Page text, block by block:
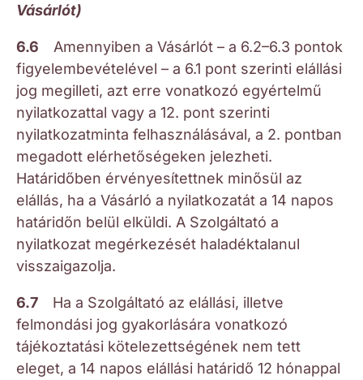
Vásárlót)
6.6 Amennyiben a Vásárlót – a 6.2–6.3 pontok
figyelembevételével – a 6.1 pont szerinti elállási
jog megilleti, azt erre vonatkozó egyértelmű
nyilatkozattal vagy a 12. pont szerinti
nyilatkozatminta felhasználásával, a 2. pontban
megadott elérhetőségeken jelezheti.
Határidőben érvényesítettnek minősül az
elállás, ha a Vásárló a nyilatkozatát a 14 napos
határidőn belül elküldi. A Szolgáltató a
nyilatkozat megérkezését haladéktalanul
visszaigazolja.
6.7 Ha a Szolgáltató az elállási, illetve
felmondási jog gyakorlására vonatkozó
tájékoztatási kötelezettségének nem tett
eleget, a 14 napos elállási határidő 12 hónappal